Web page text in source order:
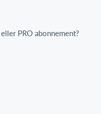
PRO abonnement?